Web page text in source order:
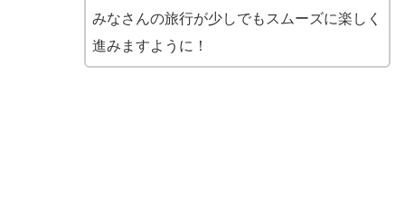
みなさんの旅行が少しでもスムーズに楽しく
進みますように！